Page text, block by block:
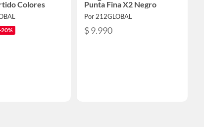
Colores
Punta Fina X2 Negro
Por 212GLOBAL
$ 9.990